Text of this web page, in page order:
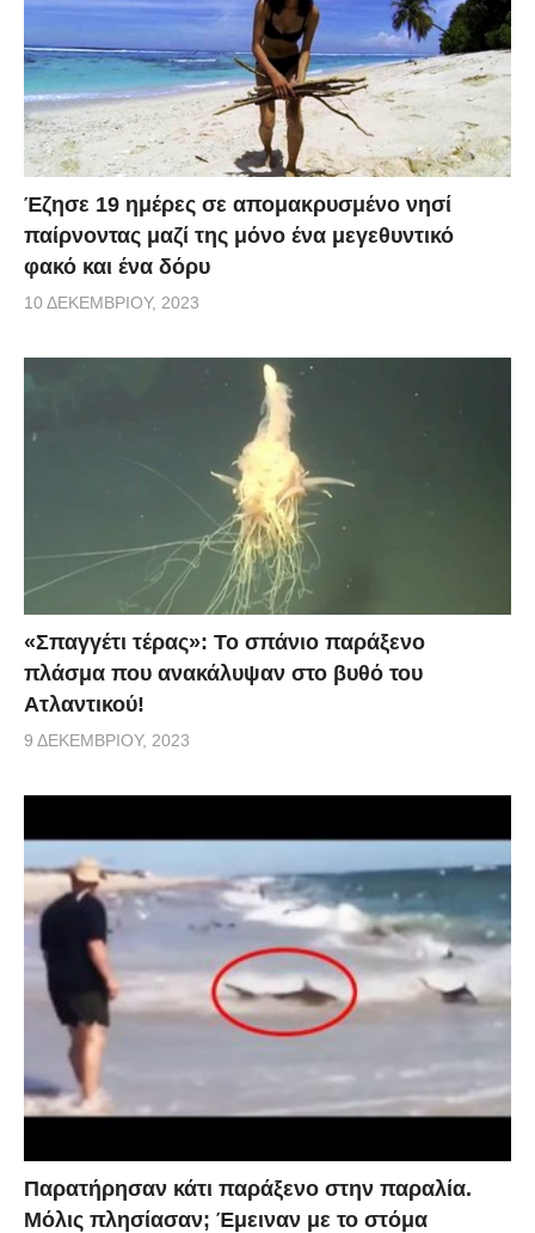
Έζησε 19 ημέρες σε απομακρυσμένο νησί
παίρνοντας μαζί της μόνο ένα μεγεθυντικό
φακό και ένα δόρυ
10 ΔΕΚΕΜΒΡΊΟΥ, 2023
«Σπαγγέτι τέρας»: Το σπάνιο παράξενο
πλάσμα που ανακάλυψαν στο βυθό του
Ατλαντικού!
9 ΔΕΚΕΜΒΡΊΟΥ, 2023
Παρατήρησαν κάτι παράξενο στην παραλία.
Μόλις πλησίασαν; Έμειναν με το στόμα